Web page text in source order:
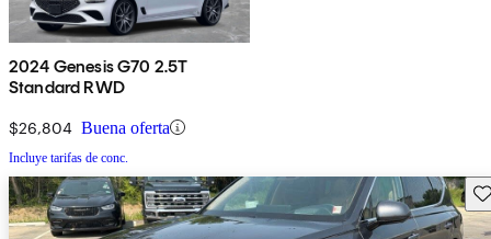
2024 Genesis G70 2.5T
Standard RWD
$26,804 Buena oferta
Incluye tarifas de conc.